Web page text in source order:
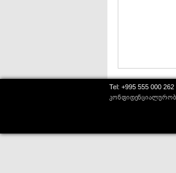
Tel: +995 555 000 262